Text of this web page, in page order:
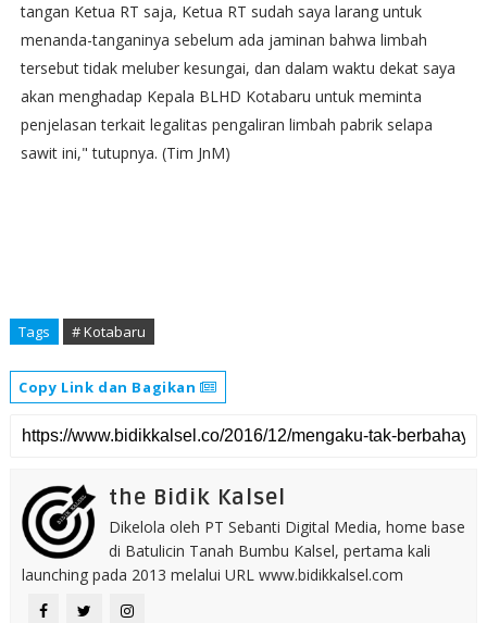
tangan Ketua RT saja, Ketua RT sudah saya larang untuk
menanda-tanganinya sebelum ada jaminan bahwa limbah
tersebut tidak meluber kesungai, dan dalam waktu dekat saya
akan menghadap Kepala BLHD Kotabaru untuk meminta
penjelasan terkait legalitas pengaliran limbah pabrik selapa
sawit ini," tutupnya. (Tim JnM)
Tags # Kotabaru
Copy Link dan Bagikan
the Bidik Kalsel
Dikelola oleh PT Sebanti Digital Media, home base
di Batulicin Tanah Bumbu Kalsel, pertama kali
launching pada 2013 melalui URL www.bidikkalsel.com